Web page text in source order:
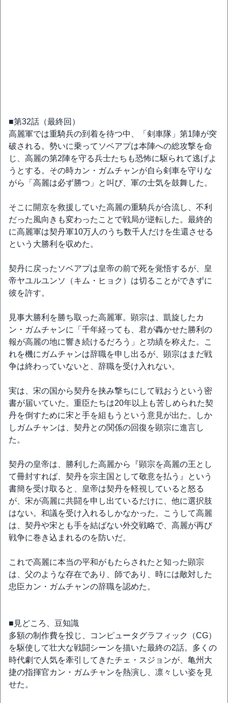
■第32話（最終回）
高麗軍では重騎兵の到着を待つ中、「剣車隊」第1陣が突
破される。勢いに乗ってソベアプは本陣への総攻撃を命
じ、高麗の第2陣を守る兵士たちも恐怖に駆られて逃げよ
うとする。その時カン・ガムチャンが自ら剣車を守りな
がら「高麗は必ず勝つ」と叫び、軍の士気を鼓舞した。
そこに開京を救援していた高麗の重騎兵が合流し、不利
だった風向きも変わったことで戦局が逆転した。最終的
に高麗軍は契丹軍10万人のうち数千人だけを生還させる
という大勝利を収めた。
契丹に戻ったソベアプは皇帝の前で死を覚悟するが、皇
帝ヤユルユンソ（キム・ヒョク）は切ることができずに
彼を許す。
見事大勝利を勝ち取った高麗軍。顕宗は、凱旋したカ
ン・ガムチャンに「千年経っても、君が轟かせた勝利の
報が高麗の地に響き続けるだろう」と功績を称えた。こ
れを機にガムチャンは辞職を申し出るが、顕宗はまだ戦
争は終わっていないと、辞職を受け入れない。
実は、宋の国から契丹を挟み撃ちにして戦おうという密
書が届いていた。重臣たちは20年以上も苦しめられた契
丹を倒すために宋と手を組もうという意見が出た。しか
しガムチャンは、契丹との関係の回復を顕宗に進言し
た。
契丹の皇帝は、勝利した高麗から『顕宗を高麗の王とし
て冊封すれば、契丹を宗主国として敬意を払う』という
書簡を受け取ると、皇帝は契丹を軽視していると怒る
が、宋が高麗に共闘を申し出ているだけに、他に選択肢
はない。和議を受け入れるしかなかった。こうして高麗
は、契丹や宋とも手を結ばない外交戦略で、高麗が再び
戦争に巻き込まれるのを防いだ。
これで高麗に本当の平和がもたらされたと知った顕宗
は、父のような存在であり、師であり、時には敵対した
忠臣カン・ガムチャンの辞職を認めた。
■見どころ、豆知識
多額の制作費を投じ、コンピュータグラフィック（CG）
を駆使して壮大な戦闘シーンを描いた最終の2話。多くの
時代劇で人気を牽引してきたチェ・スジョンが、亀州大
捷の指揮官カン・ガムチャンを熱演し、凛々しい姿を見
せた。